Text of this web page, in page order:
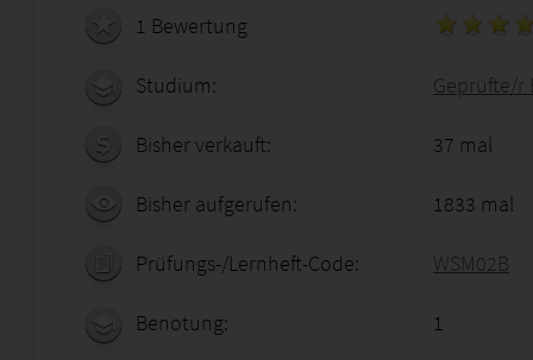
1 Bewertung
Studium: Geprüfte/r
Bisher verkauft: 37 mal
Bisher aufgerufen: 1833 mal
Prüfungs-/Lernheft-Code: WSM02B
Benotung: 1